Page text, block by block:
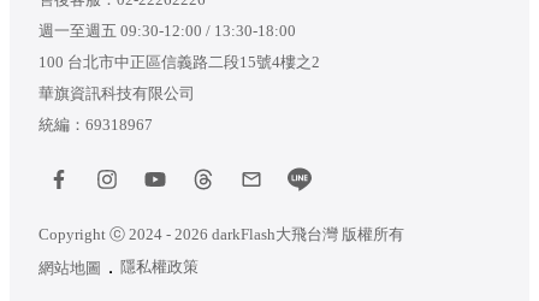
週一至週五 09:30-12:00 / 13:30-18:00
100 台北市中正區信義路二段15號4樓之2
華旗資訊科技有限公司
統編：69318967
Copyright ⓒ 2024 - 2026 darkFlash大飛台灣 版權所有
網站地圖
隱私權政策